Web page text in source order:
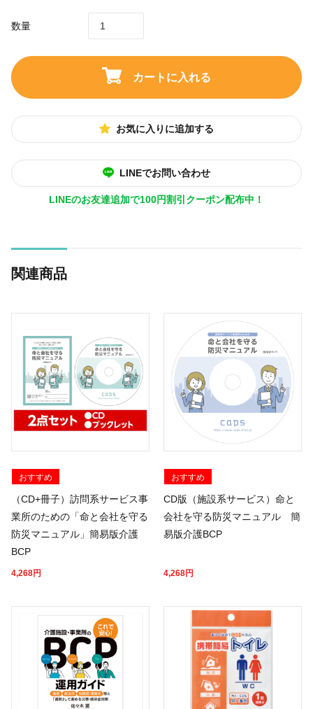
数量
カートに入れる
お気に入りに追加する
LINEでお問い合わせ
LINEのお友達追加で100円割引クーポン配布中！
関連商品
おすすめ
（CD+冊子）訪問系サービス事
業所のための「命と会社を守る
防災マニュアル」簡易版介護
BCP
4,268円
おすすめ
CD版（施設系サービス）命と
会社を守る防災マニュアル 簡
易版介護BCP
4,268円